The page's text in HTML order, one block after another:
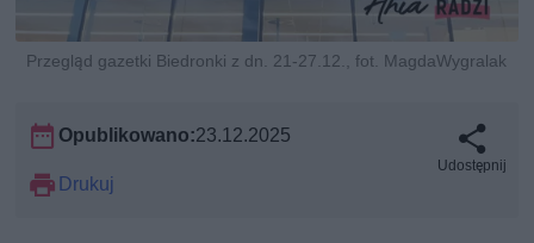
Przegląd gazetki Biedronki z dn. 21-27.12., fot. MagdaWygralak
Opublikowano:23.12.2025
Drukuj
Udostępnij